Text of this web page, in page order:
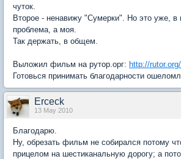
чуток.
Второе - ненавижу "Сумерки". Но это уже, в
проблема, а моя.
Так держать, в общем.
Выложил фильм на рутор.орг: http://
Готовься принимать благодарности
Erceck
13 May 2010
Благодарю.
Ну, обрезать фильм не собирался потому
прицелом на шестиканальную дорогу; а